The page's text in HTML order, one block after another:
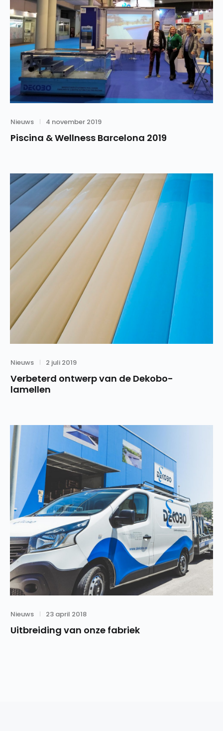
Category
Nieuws
Posted
4 november 2019
Piscina & Wellness Barcelona 2019
Category
Nieuws
Posted
2 juli 2019
Verbeterd ontwerp van de Dekobo-
lamellen
Category
Nieuws
Posted
23 april 2018
Uitbreiding van onze fabriek